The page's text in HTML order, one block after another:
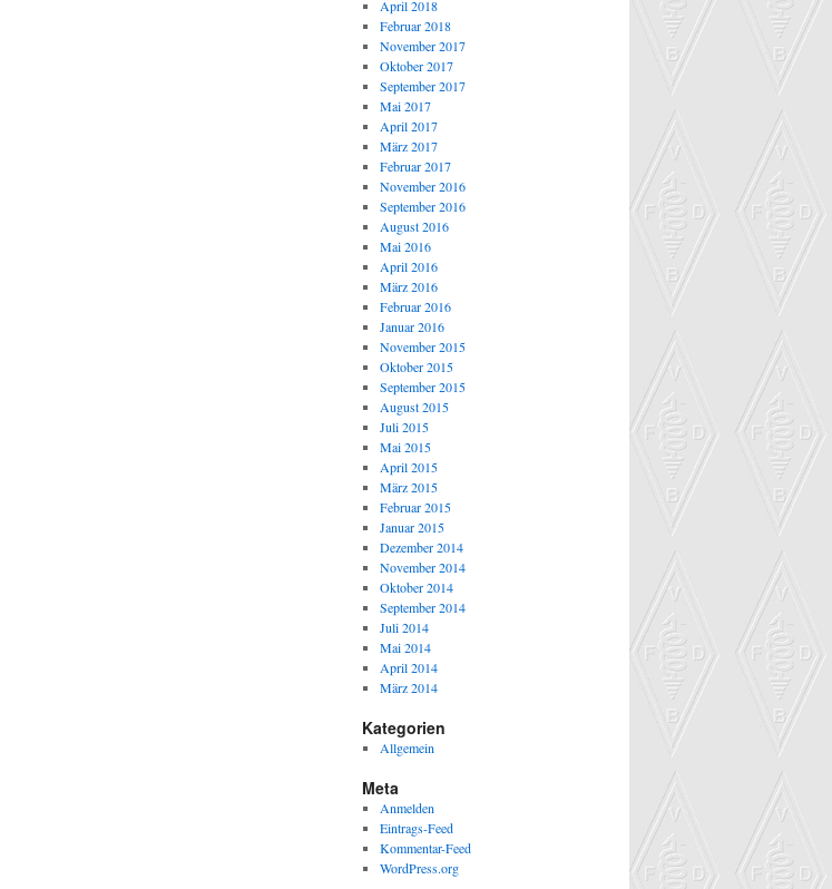
April 2018
Februar 2018
November 2017
Oktober 2017
September 2017
Mai 2017
April 2017
März 2017
Februar 2017
November 2016
September 2016
August 2016
Mai 2016
April 2016
März 2016
Februar 2016
Januar 2016
November 2015
Oktober 2015
September 2015
August 2015
Juli 2015
Mai 2015
April 2015
März 2015
Februar 2015
Januar 2015
Dezember 2014
November 2014
Oktober 2014
September 2014
Juli 2014
Mai 2014
April 2014
März 2014
Kategorien
Allgemein
Meta
Anmelden
Eintrags-Feed
Kommentar-Feed
WordPress.org